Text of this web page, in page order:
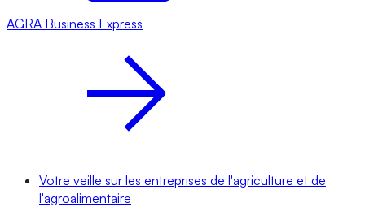
AGRA Business Express
Votre veille sur les entreprises de l'agriculture et de
l'agroalimentaire